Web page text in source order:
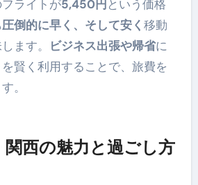
ライトが5,450円という価格
倒的に早く、そして安く 移動
ます。
ビジネス出張や帰省に
賢く利用することで、旅費を
。
関西の魅力と過ごし方